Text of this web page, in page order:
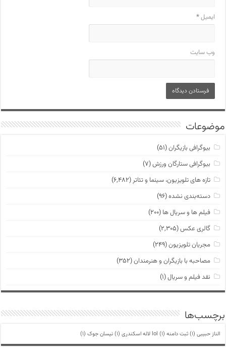
ایمیل*
وب‌ سایت
موضوعات
بیوگرافی بازیگران(۵۱)
بیوگرافی ستارگان ورزش(۷)
تازه های تلویزیون، سینما و تئاتر (۶,۴۸۲)
دسته‌بندی نشده(۹۶)
فیلم ها و سریال ها (۲۰۰)
گالری عکس(۲,۳۰۵)
مجریان تلویزیون(۲۴۹)
مصاحبه با بازیگران و هنرمندان(۳۵۲)
نقد فیلم و سریال(۱)
برچسب‌ها
الناز حبیبی (1) ثبت دامنه lol (1) لاله اسکندری (1) نیسان جوک (1)